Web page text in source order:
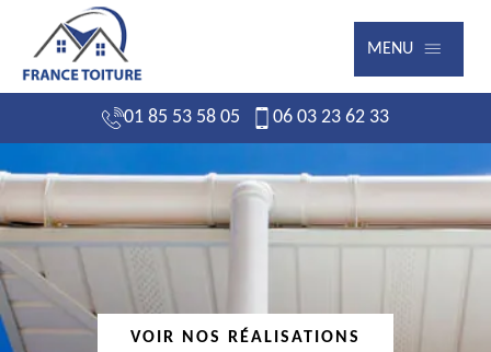
MENU
01 85 53 58 05 06 03 23 62 33
VOIR NOS RÉALISATIONS